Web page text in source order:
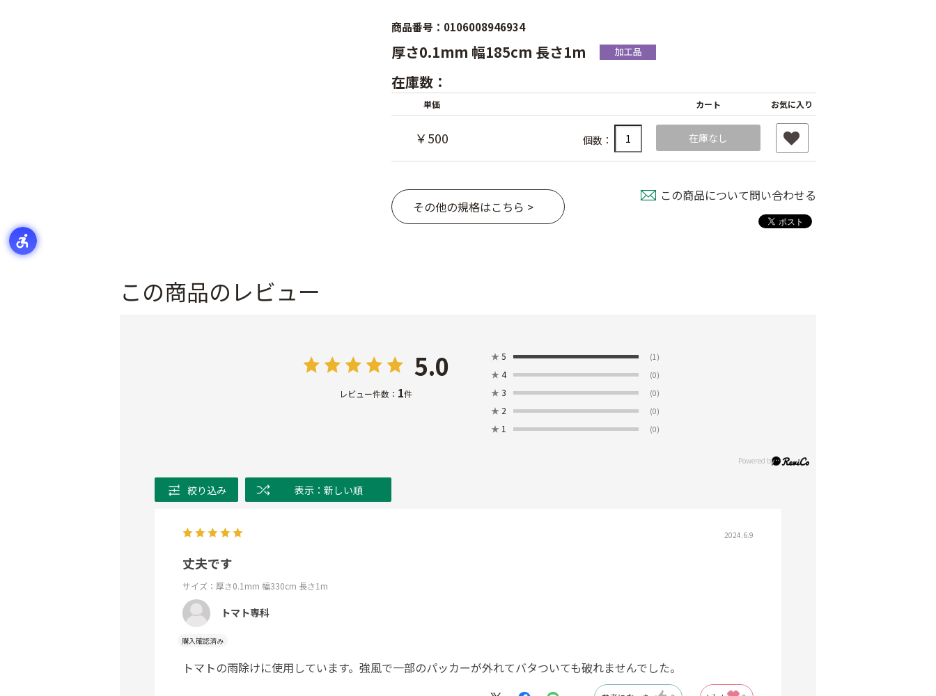
商品番号：0106008946934
厚さ0.1mm 幅185cm 長さ1m
在庫数：
単価 カート お気に入り
￥500 個数： 在庫なし
その他の規格はこちら >
この商品について問い合わせる
この商品のレビュー
5.0
レビュー件数： 1件
★ 5 (1)
★ 4 (0)
★ 3 (0)
★ 2 (0)
★ 1 (0)
絞り込み 表示：新しい順
2024.6.9
丈夫です
サイズ：厚さ0.1mm 幅330cm 長さ1m
トマト専科
購入確認済み
トマトの雨除けに使用しています。強風で一部のパッカーが外れてバタついても破れませんでした。